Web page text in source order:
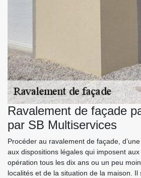
Ravalement de façade
par SB Multiservices
Procéder au ravalement de façade,
aux dispositions légales qui imposent
opération tous les dix ans ou un peu
localités et de la situation de la maison. Il